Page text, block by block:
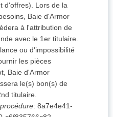
d'offres). Lors de la
Baie d'Armor
à l'attribution de
avec le 1er titulaire.
ou d'impossibilité
les pièces
Baie d'Armor
le(s) bon(s) de
titulaire.
: 8a7e4e41-